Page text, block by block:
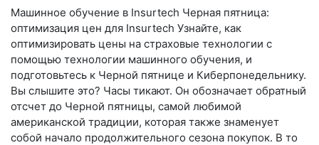
Машинное обучение в Insurtech Черная пятница:
оптимизация цен для Insurtech Узнайте, как
оптимизировать цены на страховые технологии с
помощью технологии машинного обучения, и
подготовьтесь к Черной пятнице и Киберпонедельнику.
Вы слышите это? Часы тикают. Он обозначает обратный
отсчет до Черной пятницы, самой любимой
американской традиции, которая также знаменует
собой начало продолжительного сезона покупок. В то